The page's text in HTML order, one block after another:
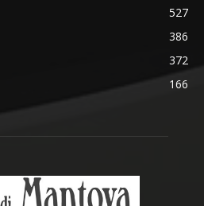
527
386
372
166